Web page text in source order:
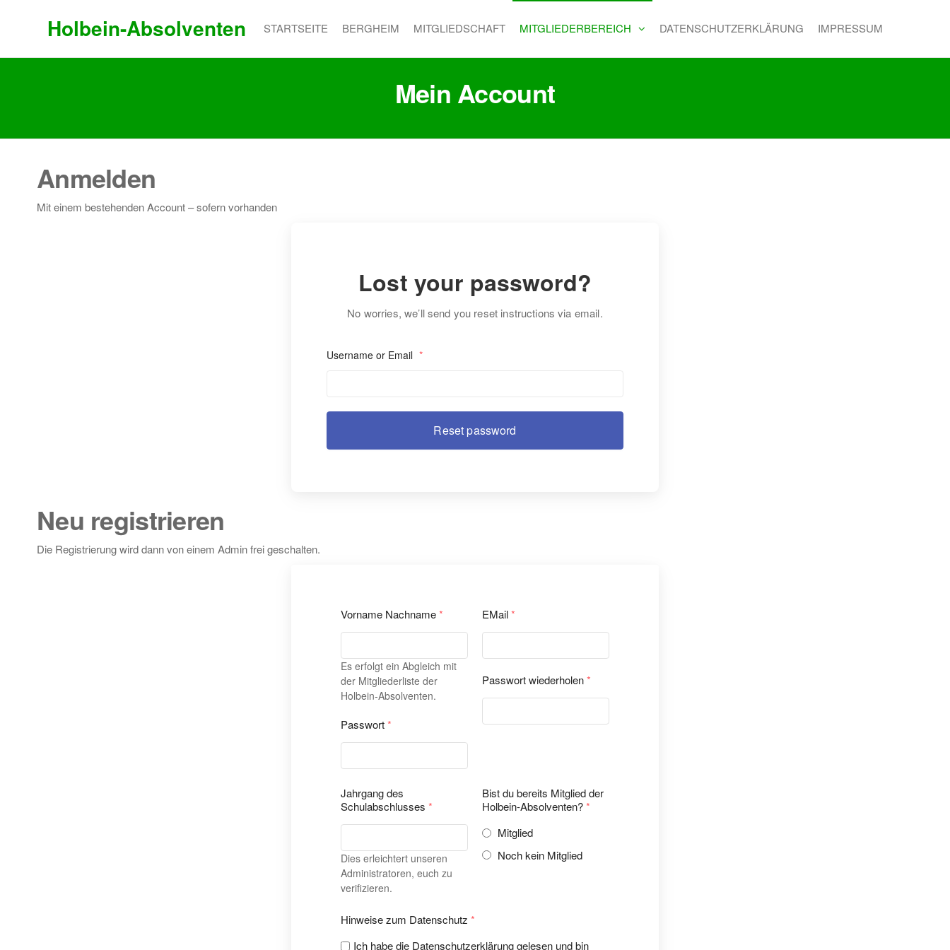
Holbein-Absolventen STARTSEITE BERGHEIM MITGLIEDSCHAFT MITGLIEDERBEREICH DATENSCHUTZ­ERKLÄRUNG IMPRESSUM
Mein Account
Anmelden
Mit einem bestehenden Account – sofern vorhanden
Lost your password?
No worries, we’ll send you reset instructions via email.
Username or Email *
Neu registrieren
Die Registrierung wird dann von einem Admin frei geschalten.
Vorname Nachname*
Es erfolgt ein Abgleich mit
der Mitgliederliste der
Holbein-Absolventen.
Passwort*
EMail*
Passwort wiederholen*
Jahrgang des
Schulabschlusses *
Dies erleichtert unseren
Administratoren, euch zu
verifizieren.
Bist du bereits Mitglied der
Holbein-Absolventen?*
Mitglied
Noch kein Mitglied
Hinweise zum Datenschutz *
Ich habe die Datenschutzerklärung gelesen und bin